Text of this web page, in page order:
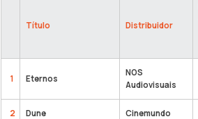
Título Distribuidor
1 Eternos
NOS
Audiovisuais
2 Dune Cinemundo